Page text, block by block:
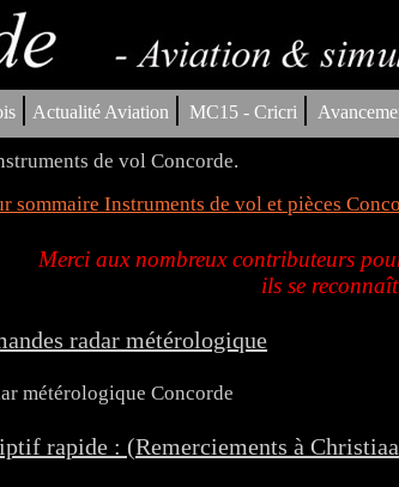
| Actualité Aviation | MC15 - Cricri |
de vol Concorde.
sommaire Instruments de vol et pièces
Merci aux nombreux contributeurs
ils se
radar métérologique
rapide : (Remerciements à